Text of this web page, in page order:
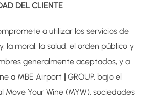
DEL CLIENTE
a utilizar los servicios de
la moral, la salud, el orden público y
generalmente aceptados, y a
a MBE Airport | GROUP, bajo el
Move Your Wine (MYW), sociedades